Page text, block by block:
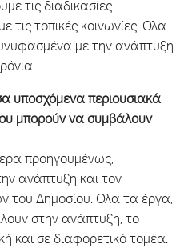
τις διαδικασίες
τις τοπικές κοινωνίες. Ολα
με την ανάπτυξη
υποσχόμενα περιουσιακά
μπορούν να συμβάλουν
προηγουμένως,
ανάπτυξη και τον
του Δημοσίου. Ολα τα έργα,
στην ανάπτυξη, το
και σε διαφορετικό τομέα.